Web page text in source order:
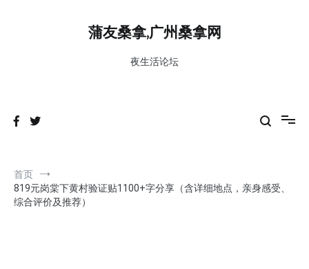
蒲友桑拿,广州桑拿网
夜生活论坛
首页
819元岗棠下黄村验证贴1100+字分享（含详细地点，亲身感受、
综合评价及推荐）